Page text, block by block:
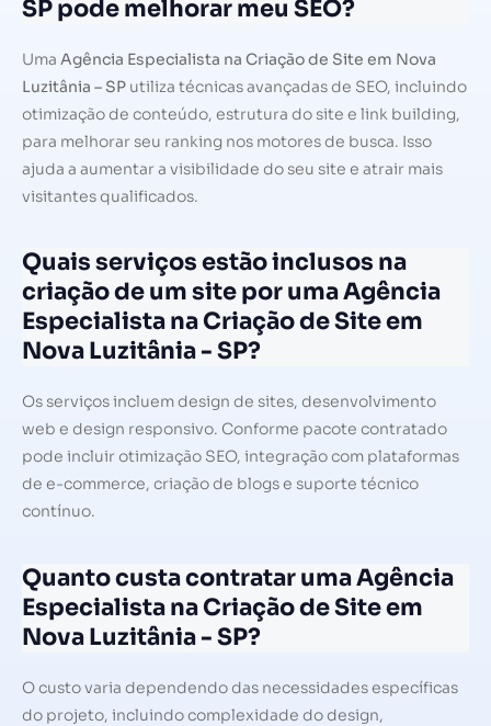
SP pode melhorar meu SEO?
Uma Agência Especialista na Criação de Site em Nova
Luzitânia – SP utiliza técnicas avançadas de SEO, incluindo
otimização de conteúdo, estrutura do site e link building,
para melhorar seu ranking nos motores de busca. Isso
ajuda a aumentar a visibilidade do seu site e atrair mais
visitantes qualificados.
Quais serviços estão inclusos na
criação de um site por uma Agência
Especialista na Criação de Site em
Nova Luzitânia - SP?
Os serviços incluem design de sites, desenvolvimento
web e design responsivo. Conforme pacote contratado
pode incluir otimização SEO, integração com plataformas
de e-commerce, criação de blogs e suporte técnico
contínuo.
Quanto custa contratar uma Agência
Especialista na Criação de Site em
Nova Luzitânia - SP?
O custo varia dependendo das necessidades específicas
do projeto, incluindo complexidade do design,